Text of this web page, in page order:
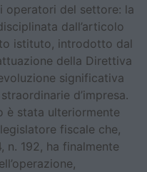
operatori del settore: la
dall’articolo
istituto, introdotto dal
della Direttiva
significativa
d’impresa.
è stata ulteriormente
fiscale che,
n. 192, ha finalmente